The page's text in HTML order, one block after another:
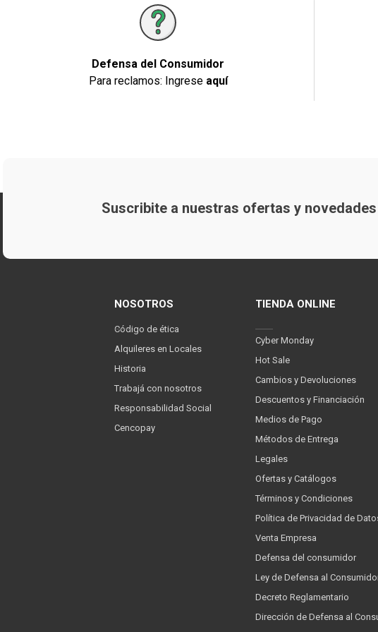
Defensa del Consumidor
Para reclamos: Ingrese aquí
Suscribite a nuestras ofertas y novedades
NOSOTROS
Código de ética
Alquileres en Locales
Historia
Trabajá con nosotros
Responsabilidad Social
Cencopay
TIENDA ONLINE
Cyber Monday
Hot Sale
Cambios y Devoluciones
Descuentos y Financiación
Medios de Pago
Métodos de Entrega
Legales
Ofertas y Catálogos
Términos y Condiciones
Política de Privacidad de
Venta Empresa
Defensa del consumidor
Ley de Defensa al
Decreto Reglamentario
Dirección de Defensa al